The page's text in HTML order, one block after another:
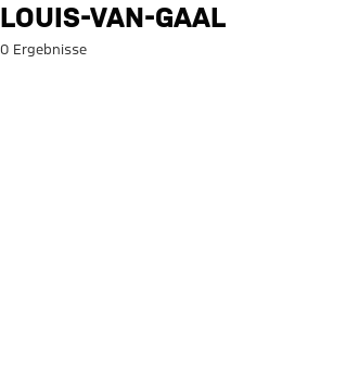
Suche: louis-van-gaal
LOUIS-VAN-GAAL
0 Ergebnisse